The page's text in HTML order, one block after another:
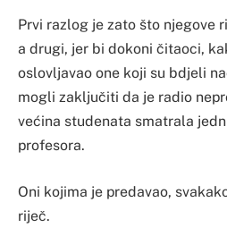
Prvi razlog je zato što njegove
a drugi, jer bi dokoni čitaoci,
oslovljavao one koji su bdjeli
mogli zaključiti da je radio
većina studenata smatrala
profesora.
Oni kojima je predavao,
riječ.